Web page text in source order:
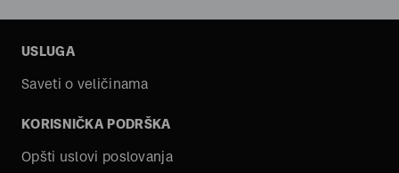
USLUGA
Saveti o veličinama
KORISNIČKA PODRŠKA
Opšti uslovi poslovanja